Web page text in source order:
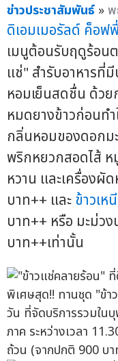
ข่าวประชาสัมพันธ์ »พ
ดิเอมเมอรัลด์ ค็อฟ
เมนูต้อนรับฤดูร้อน
แช่" สำรับอาหารที่
หอมเย็นสดชื่น ด้วย
หมดยางข้าวก่อนท
กลิ่นหอมของดอกม
พริกหยวกสอดไส้
หวาน และเครื่องผั
บาท++ และข้าวเห
บาท++ หรือ มะม่ว
บาท++เท่านั้น
พิเศษสุด!! ทานชุด "ข้า
วัน ที่จัดบริการรวมใน
ภาค ระหว่างเวลา
ถ้วน (จากปกติ 900 บ